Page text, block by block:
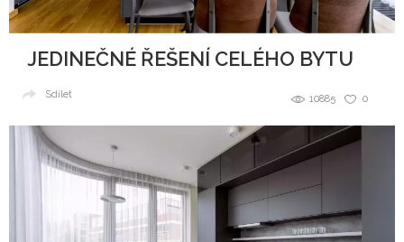
JEDINEČNÉ ŘEŠENÍ CELÉHO BYTU
0
10885
Sdílet